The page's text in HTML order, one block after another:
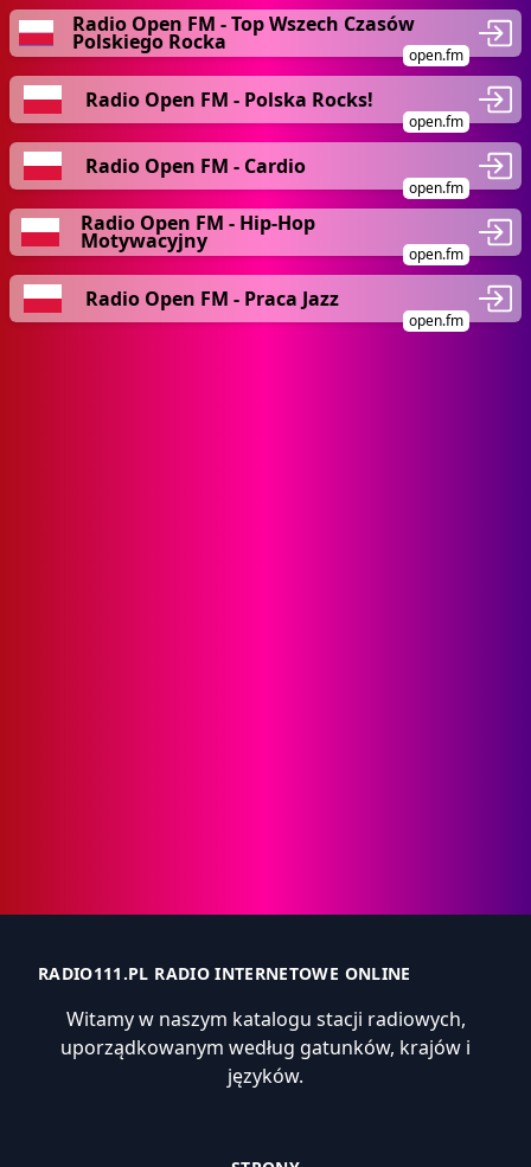
Radio Open FM - Top Wszech Czasów
Polskiego Rocka
open.fm
Radio Open FM - Polska Rocks!
open.fm
Radio Open FM - Cardio
open.fm
Radio Open FM - Hip-Hop
Motywacyjny
open.fm
Radio Open FM - Praca Jazz
open.fm
RADIO111.PL RADIO INTERNETOWE ONLINE
Witamy w naszym katalogu stacji radiowych,
uporządkowanym według gatunków, krajów i
języków.